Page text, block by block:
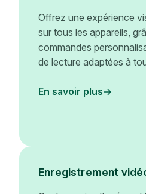
Offrez une expérience
sur tous les appareils,
commandes
de lecture adaptées à
En savoir plus
Enregistrement